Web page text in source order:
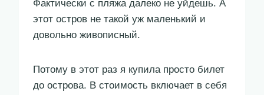
Фактически с пляжа далеко не уйдешь. А
этот остров не такой уж маленький и
довольно живописный.
Потому в этот раз я купила просто билет
до острова. В стоимость включает в себя